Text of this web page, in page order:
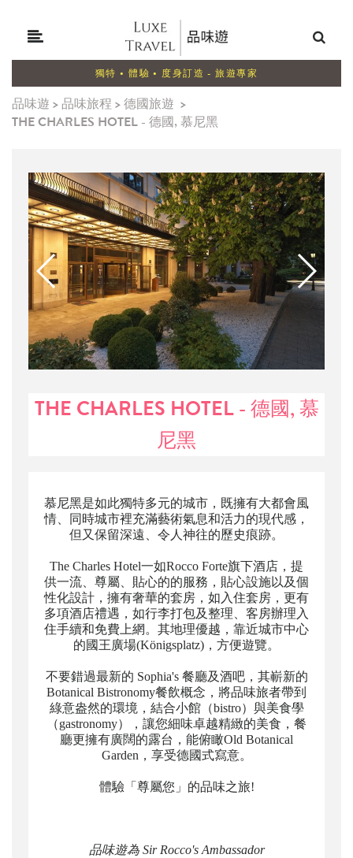
獨特 • 體驗 • 度身訂造 - 旅遊專家
品味遊 > 品味旅程 >德國旅遊 >
THE CHARLES HOTEL - 德國, 慕尼黑
THE CHARLES HOTEL - 德國, 慕
尼黑
慕尼黑是如此獨特多元的城市，既擁有大都會風
情、同時城市裡充滿藝術氣息和活力的現代感，
但又保留深遠、令人神往的歷史痕跡。
The Charles Hotel一如Rocco Forte旗下酒店，提
供一流、尊屬、貼心的的服務，貼心設施以及個
性化設計，擁有奢華的套房，如入住套房，更有
多項酒店禮遇，如行李打包及整理、客房辦理入
住手續和免費上網。其地理優越，靠近城市中心
的國王廣場(Königsplatz)，方便遊覽。
不要錯過最新的 Sophia's 餐廳及酒吧，其嶄新的
Botanical Bistronomy餐飲概念，將品味旅者帶到
綠意盎然的環境，結合小館（bistro）與美食學
（gastronomy），讓您細味卓越精緻的美食，餐
廳更擁有廣闊的露台，能俯瞰Old Botanical
Garden，享受德國式寫意。
體驗「尊屬您」的品味之旅!
品味遊為 Sir Rocco's Ambassador